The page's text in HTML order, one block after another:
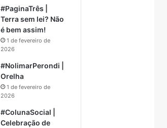
#PaginaTrês |
Terra sem lei? Não
é bem assim!
1 de fevereiro de
2026
#NolimarPerondi |
Orelha
1 de fevereiro de
2026
#ColunaSocial |
Celebração de